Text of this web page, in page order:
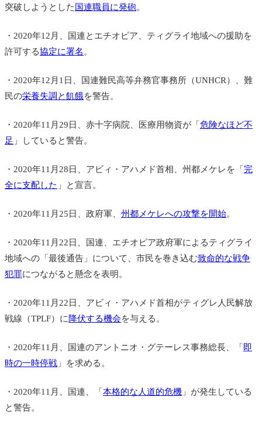
突破しようとした 国連職員に発砲。
・2020年12月、国連とエチオピア、ティグライ地域への援助を
許可する協定に署名 。
・2020年12月1日、国連難民高等弁務官事務所（UNHCR）、難
民の栄養失調と飢餓を警告。
・2020年11月29日、赤十字病院、医療用物資が「 危険なほど不
足 」していると警告。
・2020年11月28日、アビィ・アハメド首相、州都メケレを「 完
全に支配した 」と宣言。
・2020年11月25日、政府軍、 州都メケレへの攻撃を開始。
・2020年11月22日、国連、エチオピア政府軍によるティグライ
地域への「最後通告」について、市民を巻き込む致命的な戦争
犯罪につながると懸念を表明。
・2020年11月22日、アビィ・アハメド首相がティグレ人民解放
戦線（TPLF）に 降伏する機会を与える。
・2020年11月、国連のアントニオ・グテーレス事務総長、「 即
時の一時停戦 」を求める。
・2020年11月、国連、「 本格的な人道的危機 」が発生している
と警告。